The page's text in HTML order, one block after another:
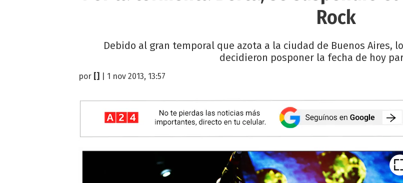
Rock
Debido al gran temporal que azota a la ciudad de Buenos Aires,
decidieron posponer la fecha de hoy
por | 1 nov 2013, 13:57